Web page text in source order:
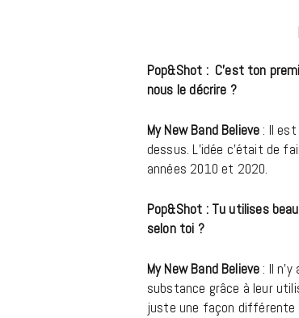
Pop&Shot : C’est ton
nous le décrire ?
My New Band Believe : Il
dessus. L’idée c’était de
années 2010 et 2020.
Pop&Shot : Tu utilises
selon toi ?
My New Band Believe : Il
substance grâce à leur
juste une façon différente